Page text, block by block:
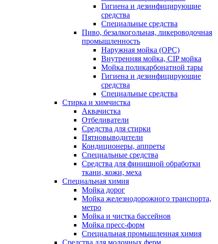
Гигиена и дезинфицирующие
средства
Специальные средства
Пиво, безалкогольная, ликероводочная
промышленность
Наружная мойка (ОРС)
Внутренняя мойка, CIP мойка
Мойка поликарбонатной тары
Гигиена и дезинфицирующие
средства
Специальные средства
Стирка и химчистка
Аквачистка
Отбеливатели
Средства для стирки
Пятновыводители
Кондиционеры, аппреты
Специальные средства
Средства для финишной обработки
ткани, кожи, меха
Специальная химия
Мойка дорог
Мойка железнодорожного транспорта,
метро
Мойка и чистка бассейнов
Мойка пресс-форм
Специальная промышленная химия
Средства для молочных ферм